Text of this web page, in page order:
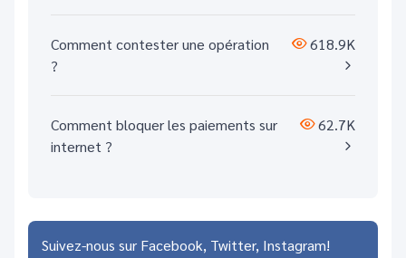
Comment contester une opération
?
618.9K
Comment bloquer les paiements sur
internet ?
62.7K
Suivez-nous sur Facebook Twitter Instagram